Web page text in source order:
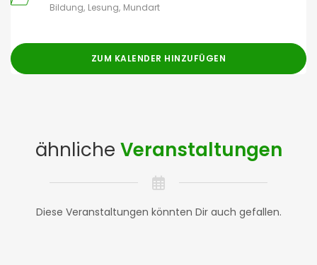
Bildung Lesung Mundart
ZUM KALENDER HINZUFÜGEN
ähnliche Veranstaltungen
Diese Veranstaltungen könnten Dir auch gefallen.